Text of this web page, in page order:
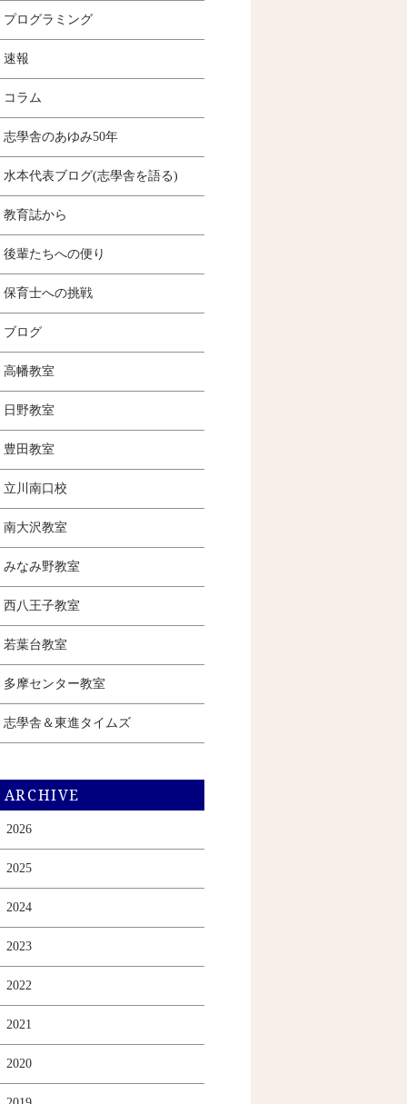
プログラミング
速報
コラム
志學舎のあゆみ50年
水本代表ブログ(志學舎を語る)
教育誌から
後輩たちへの便り
保育士への挑戦
ブログ
高幡教室
日野教室
豊田教室
立川南口校
南大沢教室
みなみ野教室
西八王子教室
若葉台教室
多摩センター教室
志學舎＆東進タイムズ
ARCHIVE
2026
2025
2024
2023
2022
2021
2020